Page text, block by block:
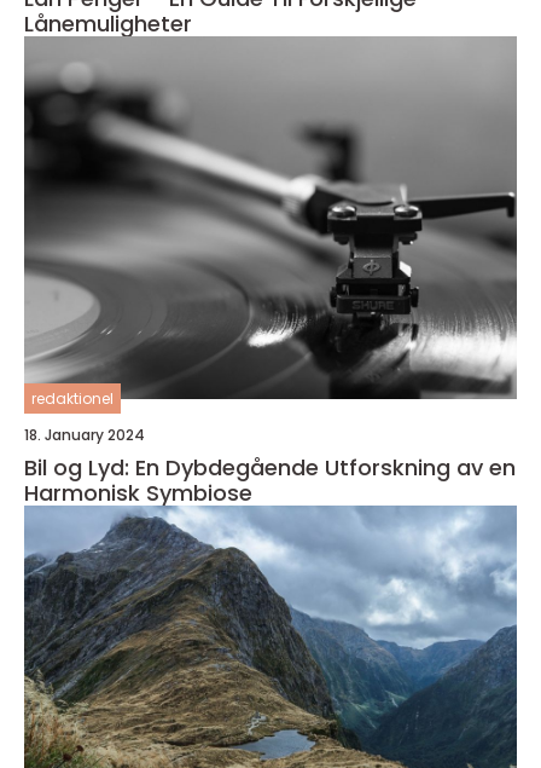
Lånemuligheter
redaktionel
18. January 2024
Bil og Lyd: En Dybdegående Utforskning av en
Harmonisk Symbiose